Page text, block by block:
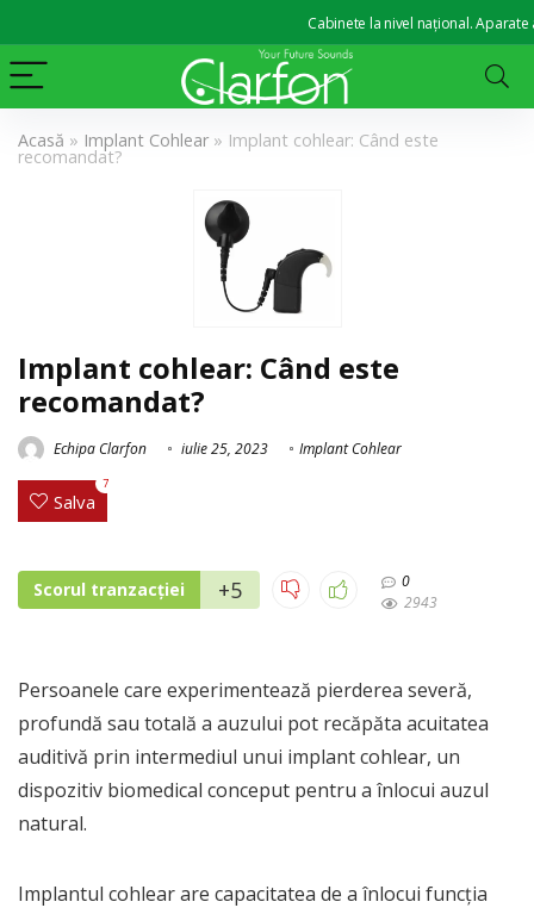
Cabinete la nivel național. Aparate
Acasă » Implant Cohlear » Implant cohlear: Când este
recomandat?
Implant cohlear: Când este
recomandat?
Echipa Clarfon iulie 25, 2023 Implant Cohlear
Salva
7
Scorul tranzacției +5
0
2943
Persoanele care experimentează pierderea severă,
profundă sau totală a auzului pot recăpăta acuitatea
auditivă prin intermediul unui implant cohlear, un
dispozitiv biomedical conceput pentru a înlocui auzul
natural.
Implantul cohlear are capacitatea de a înlocui funcția